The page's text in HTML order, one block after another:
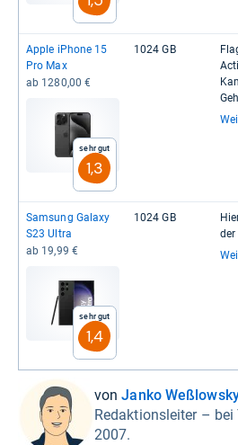
Apple iPhone 15
Pro Max
ab 1280,00 €
Sehr gut
1,3
1024 GB
Sam­sung Galaxy
S23 Ultra
ab 19,99 €
Sehr gut
1,4
1024 GB
der
vonJanko
Redaktionsleiter –
2007.